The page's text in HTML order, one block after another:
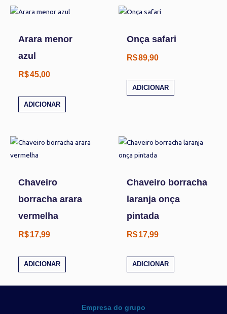
Arara menor
azul
R$45,00
ADICIONAR
Onça safari
R$89,90
ADICIONAR
Chaveiro
borracha arara
vermelha
R$17,99
ADICIONAR
Chaveiro borracha
laranja onça
pintada
R$17,99
ADICIONAR
Empresa do grupo